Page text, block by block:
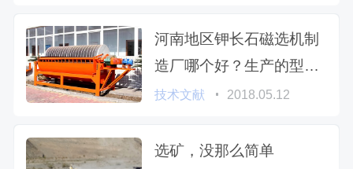
河南地区钾长石磁选机制
造厂哪个好？生产的型号
有哪些？
技术文献 2018.05.12
选矿，没那么简单